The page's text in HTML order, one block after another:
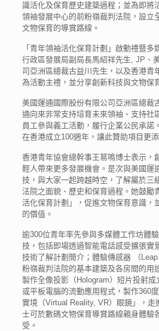
識活化及保育歷史建築過程；並為即將
領袖發展中心的前粉嶺裁判法院，設立
文物保育的導賞路線。
「青年領袖活化保育計劃」啟動禮暨多
行政區發展局副局長馬紹祥先生, JP、
司亞洲區總裁古益川先生，以及香港青
為活動主禮，並分享創新科技與文物保
美國運通國際股份有限公司亞洲區總裁
通向來非常支持培育未來領袖、支持社
員工參與義工活動，履行企業公民承諾
在香港成立100週年，讓此贊助項目更添
香港青年協會總幹事王䓪鳴博士表示，
輕人帶來更多發展機會。是次與美國運
技，與大家一起跨越時空，了解屬於三
法院之面貌、歷史和保育過程。她鼓勵
活化保育計劃」，促進文物保育意識，
的價值。
逾300位青年率先參與多媒體工作坊體
技，包括即場透過智能電話感受擴張實
技術了解計劃簡介；體驗傳感器 （
粉嶺裁判法院的基本建築及各房間的用
製作全像投影（Hologram）短片投射
或平板電腦的流動應用程式，製作360
實境（Virtual Reality, VR）眼鏡」，走
士可於數碼文物保育導賞路線親身體驗
受。